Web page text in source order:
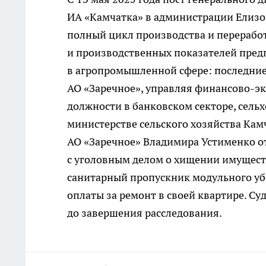
ИА «Камчатка» в администрации
полный цикл производства и
и производственных показателей
в агропромышленной сфере:
АО «Заречное», управляя финансово-
должности в банковском секторе,
министерстве сельского хозяйства
АО «Заречное» Владимира Устименко
с уголовным делом о хищении
санитарный пропускник модульного
оплаты за ремонт в своей квартире.
до завершения расследования.